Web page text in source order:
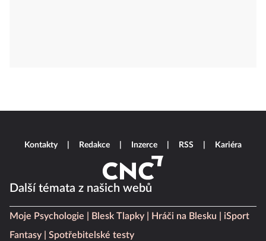
Další témata z našich webů
Moje Psychologie Blesk Tlapky Hráči na Blesku
iSport
Fantasy
Spotřebitelské testy
Kontakty Redakce Inzerce RSS Kariéra